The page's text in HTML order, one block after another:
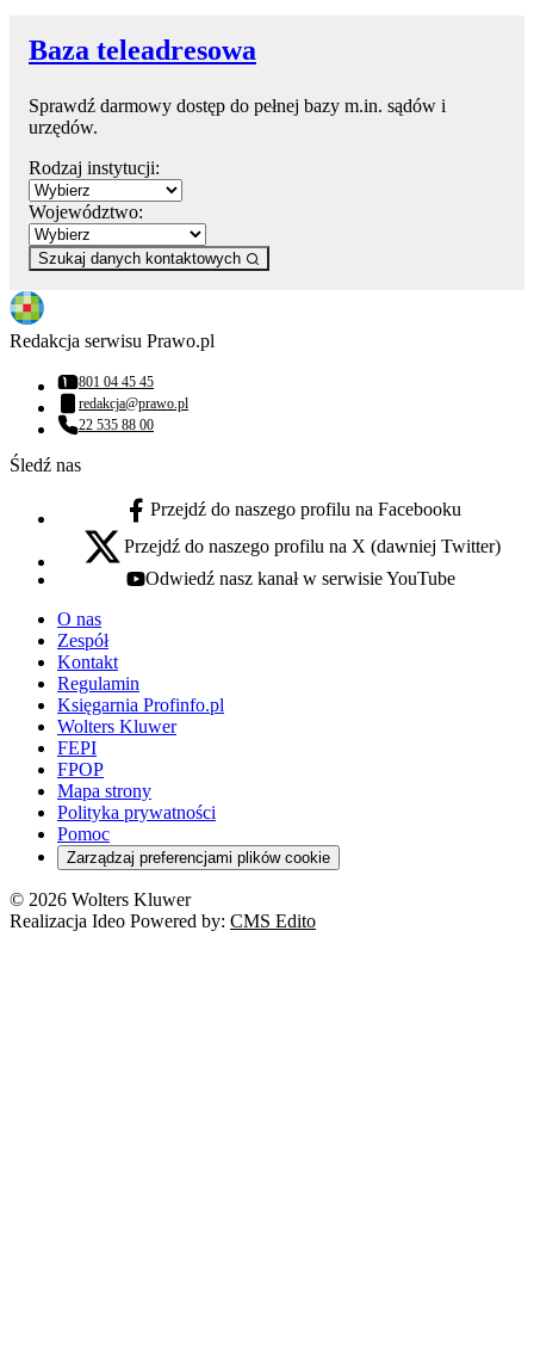
Baza teleadresowa
Sprawdź darmowy dostęp do pełnej bazy m.in. sądów i
urzędów.
Rodzaj instytucji:
Województwo:
Szukaj danych kontaktowych
Redakcja serwisu Prawo.pl
Numer telefonu:
801 04 45 45
Adres email:
redakcja@prawo.pl
Numer telefonu:
22 535 88 00
Śledź nas
facebook - otwiera się w nowej karcie
Przejdź do naszego profilu na Facebooku
x - otwiera się w nowej karcie
Przejdź do naszego profilu na X (dawniej Twitter)
youtube - otwiera się w nowej karcie
Odwiedź nasz kanał w serwisie YouTube
O nas
Zespół
Kontakt
Regulamin
Księgarnia Profinfo.pl
Wolters Kluwer
FEPI
FPOP
Mapa strony
Polityka prywatności
Pomoc
Zarządzaj preferencjami plików cookie
© 2026 Wolters Kluwer
Realizacja Ideo Powered by: CMS Edito